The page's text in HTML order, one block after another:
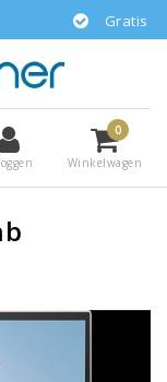
bezorgd
0
Winkelwagen